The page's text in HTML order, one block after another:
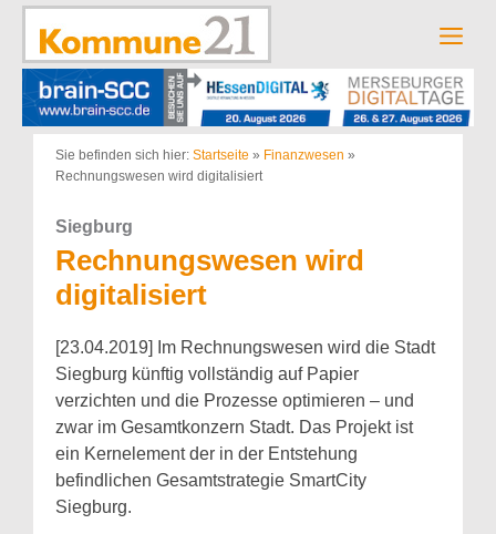
Zum
springen
Sie befinden sich hier: Startseite » Finanzwesen »
Rechnungswesen wird digitalisiert
Siegburg
Rechnungswesen wird
digitalisiert
[23.04.2019] Im Rechnungswesen wird die Stadt
Siegburg künftig vollständig auf Papier
verzichten und die Prozesse optimieren – und
zwar im Gesamtkonzern Stadt. Das Projekt ist
ein Kernelement der in der Entstehung
befindlichen Gesamtstrategie SmartCity
Siegburg.